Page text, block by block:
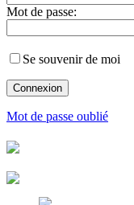
Mot de passe:
Se souvenir de moi
Mot de passe oublié